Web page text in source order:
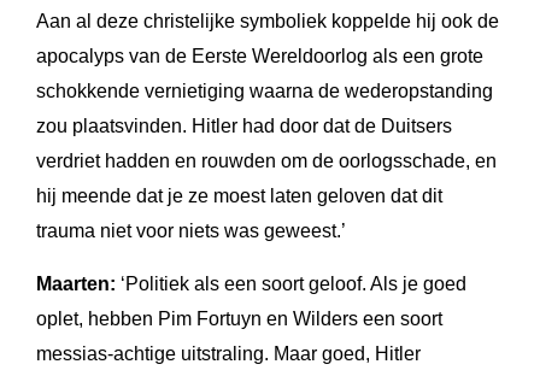
Aan al deze christelijke symboliek koppelde hij ook de
apocalyps van de Eerste Wereldoorlog als een grote
schokkende vernietiging waarna de wederopstanding
zou plaatsvinden. Hitler had door dat de Duitsers
verdriet hadden en rouwden om de oorlogsschade, en
hij meende dat je ze moest laten geloven dat dit
trauma niet voor niets was geweest.’
Maarten: ‘Politiek als een soort geloof. Als je goed
oplet, hebben Pim Fortuyn en Wilders een soort
messias-achtige uitstraling. Maar goed, Hitler